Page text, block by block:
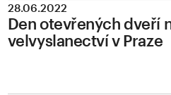
28.06.2022
Den otevřených dveří
velvyslanectví v Praze